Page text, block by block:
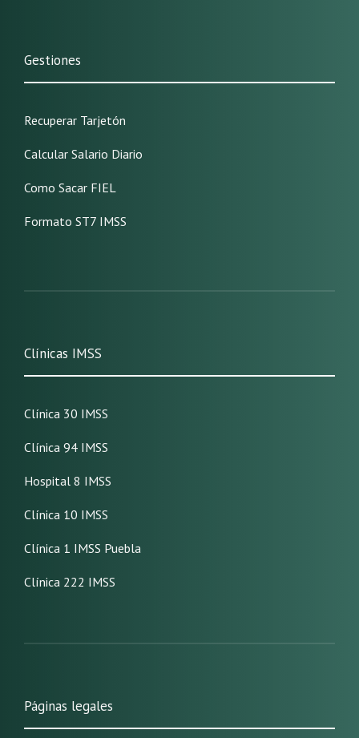
Gestiones
Recuperar Tarjetón
Calcular Salario Diario
Como Sacar FIEL
Formato ST7 IMSS
Clínicas IMSS
Clínica 30 IMSS
Clínica 94 IMSS
Hospital 8 IMSS
Clínica 10 IMSS
Clínica 1 IMSS Puebla
Clínica 222 IMSS
Páginas legales